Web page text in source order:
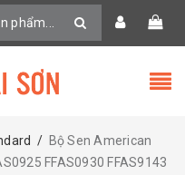
/ Bộ Sen American
FFAS0930 FFAS9143